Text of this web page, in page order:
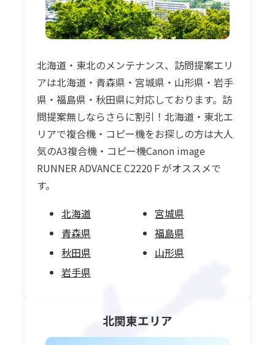
北海道・東北のメンテナンス、訪問提案エリ
アは北海道・青森県・宮城県・山形県・岩手
県・福島県・秋田県に対応しております。訪
問提案無しならさらに割引！北海道・東北エ
リアで複合機・コピー機をお探しの方は大人
気のA3複合機・コピー機Canon image
RUNNER ADVANCE C2220Ｆがオススメで
す。
北海道
青森県
秋田県
岩手県
宮城県
福島県
山形県
北関東エリア